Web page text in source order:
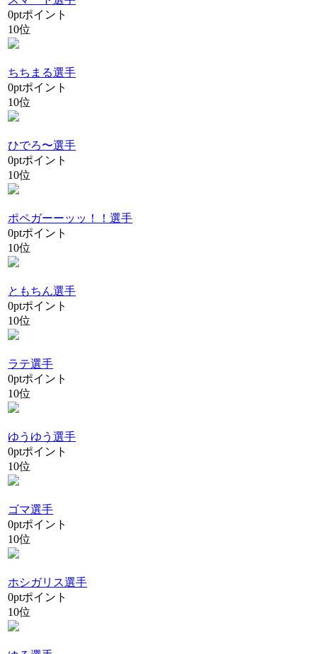
0ptポイント
10位
ちちまる選手
0ptポイント
10位
ひでろ〜選手
0ptポイント
10位
ポペガーーッッ！！選手
0ptポイント
10位
ともちん選手
0ptポイント
10位
ラテ選手
0ptポイント
10位
ゆうゆう選手
0ptポイント
10位
ゴマ選手
0ptポイント
10位
ホシガリス選手
0ptポイント
10位